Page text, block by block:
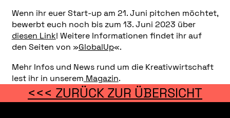
Wenn ihr euer Start-up am 21. Juni pitchen möchtet,
bewerbt euch noch bis zum 13. Juni 2023 über
diesen Link! Weitere Informationen findet ihr auf
den Seiten von »GlobalUp«.
Mehr Infos und News rund um die Kreativwirtschaft
lest ihr in unserem Magazin.
<<< ZURÜCK ZUR ÜBERSICHT